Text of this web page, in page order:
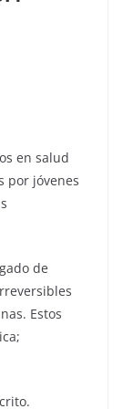
en salud
por jóvenes
de
Estos